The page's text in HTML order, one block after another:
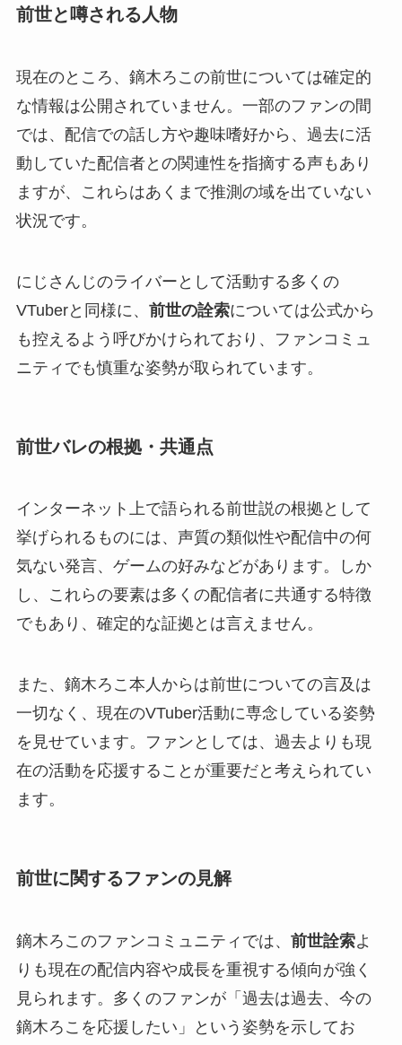
前世と噂される人物
現在のところ、鏑木ろこの前世については確定的
な情報は公開されていません。一部のファンの間
では、配信での話し方や趣味嗜好から、過去に活
動していた配信者との関連性を指摘する声もあり
ますが、これらはあくまで推測の域を出ていない
状況です。
にじさんじのライバーとして活動する多くの
VTuberと同様に、 前世の詮索については公式から
も控えるよう呼びかけられており、ファンコミュ
ニティでも慎重な姿勢が取られています。
前世バレの根拠・共通点
インターネット上で語られる前世説の根拠として
挙げられるものには、声質の類似性や配信中の何
気ない発言、ゲームの好みなどがあります。しか
し、これらの要素は多くの配信者に共通する特徴
でもあり、確定的な証拠とは言えません。
また、鏑木ろこ本人からは前世についての言及は
一切なく、現在のVTuber活動に専念している姿勢
を見せています。ファンとしては、過去よりも現
在の活動を応援することが重要だと考えられてい
ます。
前世に関するファンの見解
鏑木ろこのファンコミュニティでは、 前世詮索よ
りも現在の配信内容や成長を重視する傾向が強く
見られます。多くのファンが「過去は過去、今の
鏑木ろこを応援したい」という姿勢を示してお